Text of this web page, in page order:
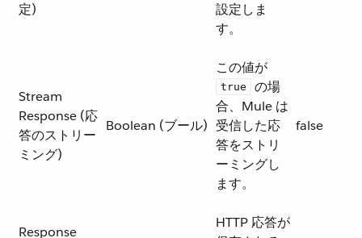
定)
設定しま
す。
Stream
Response (応
答のストリー
ミング)
Boolean (ブール)
この値が ​
true
​ の場
合、Mule は
受信した応
答をストリ
ーミングし
ます。
false
Response
HTTP 応答が